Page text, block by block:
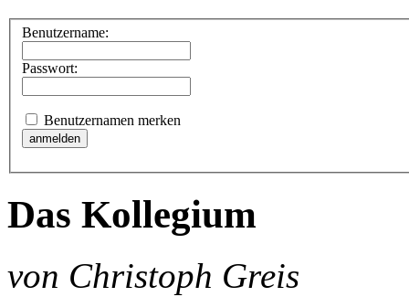
Benutzername:
Passwort:
Benutzernamen merken
Das Kollegium
von Christoph Greis